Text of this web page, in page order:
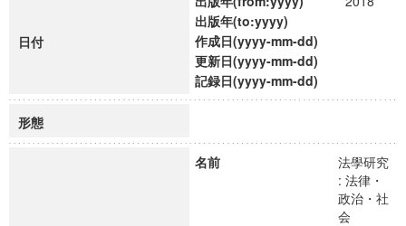
日付
出版年(to:yyyy)
作成日(yyyy-mm-dd)
更新日(yyyy-mm-dd)
記録日(yyyy-mm-dd)
形態
名前
法學研究
: 法律・
政治・社
会